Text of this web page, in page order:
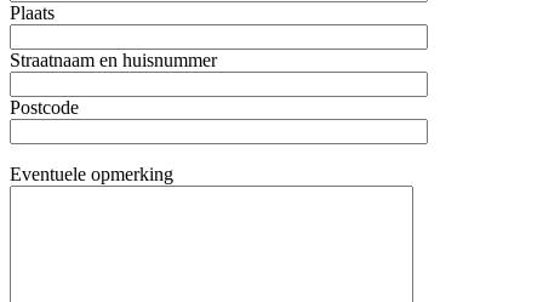
Plaats
Straatnaam en huisnummer
Postcode
Eventuele opmerking